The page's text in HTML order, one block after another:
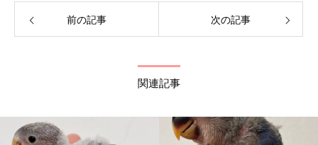
前の記事 次の記事
関連記事